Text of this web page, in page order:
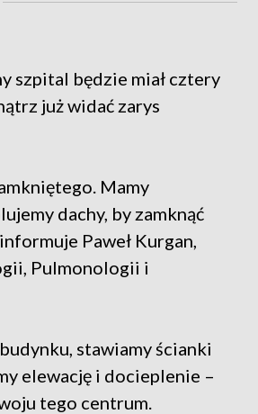
szpital będzie miał cztery
już widać zarys
Mamy
dachy, by zamknąć
Paweł Kurgan,
Pulmonologii i
stawiamy ścianki
elewację i docieplenie –
tego centrum.